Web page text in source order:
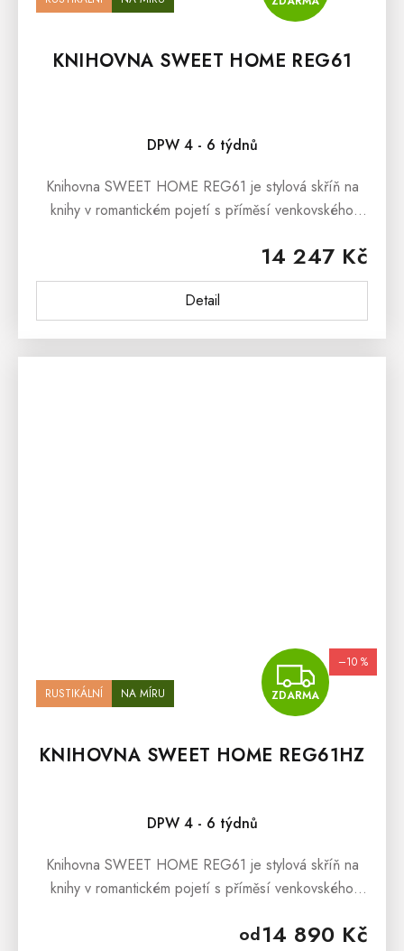
KNIHOVNA SWEET HOME REG61
DPW 4 - 6 týdnů
14 247 Kč
Detail
Knihovna SWEET HOME REG61 je stylová skříň na
knihy v romantickém pojetí s příměsí venkovského
RUSTIKÁLNÍ NA MÍRU ZDARMA
–10 %
KNIHOVNA SWEET HOME REG61HZ
DPW 4 - 6 týdnů
od14 890 Kč
Knihovna SWEET HOME REG61 je stylová skříň na
knihy v romantickém pojetí s příměsí venkovského